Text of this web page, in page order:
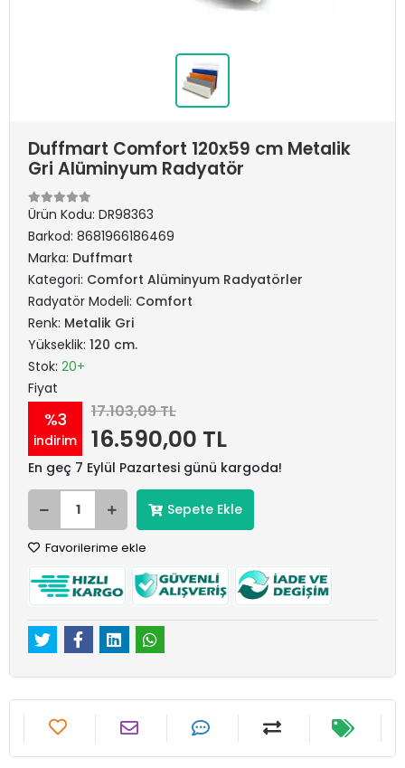
Duffmart Comfort 120x59 cm Metalik
Gri Alüminyum Radyatör
Ürün Kodu: DR98363
Barkod: 8681966186469
Marka: Duffmart
Kategori: Comfort Alüminyum Radyatörler
Radyatör Modeli: Comfort
Renk: Metalik Gri
Yükseklik: 120 cm.
Stok: 20+
Fiyat
%3
indirim
17.103,09 TL
16.590,00 TL
En geç 7 Eylül Pazartesi günü kargoda!
Sepete Ekle
Favorilerime ekle